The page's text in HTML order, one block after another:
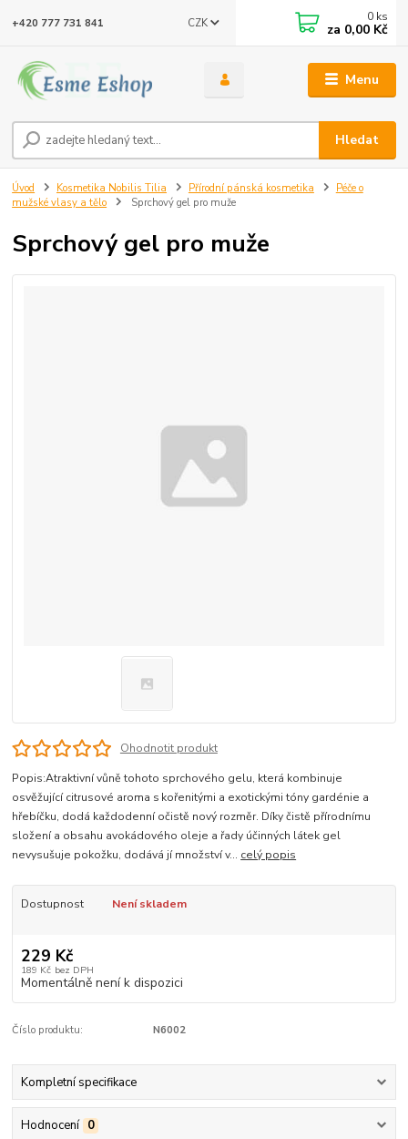
Menu
CZK
Hledat
+420 777 731 841 0 ks
za 0,00 Kč
Úvod Kosmetika Nobilis Tilia Přírodní pánská kosmetika
Péče o
mužské vlasy a tělo
Sprchový gel pro muže
Sprchový gel pro muže
Ohodnotit produkt
Popis:Atraktivní vůně tohoto sprchového gelu, která kombinuje
osvěžující citrusové aroma s kořenitými a exotickými tóny gardénie a
hřebíčku, dodá každodenní očistě nový rozměr. Díky čistě přírodnímu
složení a obsahu avokádového oleje a řady účinných látek gel
nevysušuje pokožku, dodává jí množství v... celý popis
Dostupnost Není skladem
229 Kč
189 Kč bez DPH
Momentálně není k dispozici
Číslo produktu: N6002
Kompletní specifikace
Hodnocení 0